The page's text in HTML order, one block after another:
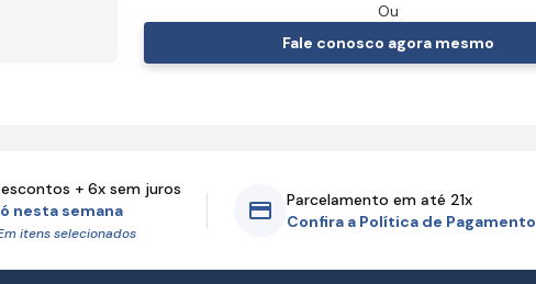
Ou
Fale conosco agora mesmo
+ 6x sem juros
nesta semana
itens selecionados
Parcelamento em até 21x
Confira a Política de Pagamento